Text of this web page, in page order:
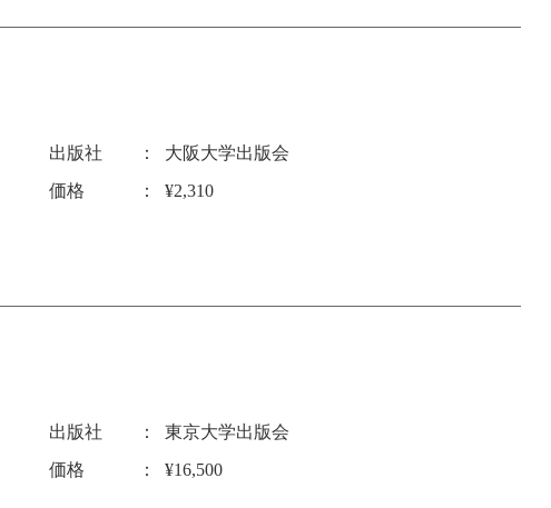
出版社
大阪大学出版会
価格 ¥2,310
出版社
東京大学出版会
価格 ¥16,500